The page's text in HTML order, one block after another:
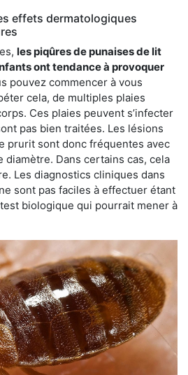
effets dermatologiques
les piqûres de punaises de lit
ont tendance à provoquer
pouvez commencer à vous
cela, de multiples plaies
Ces plaies peuvent s’infecter
pas bien traitées. Les lésions
prurit sont donc fréquentes avec
diamètre. Dans certains cas, cela
Les diagnostics cliniques dans
sont pas faciles à effectuer étant
biologique qui pourrait mener à